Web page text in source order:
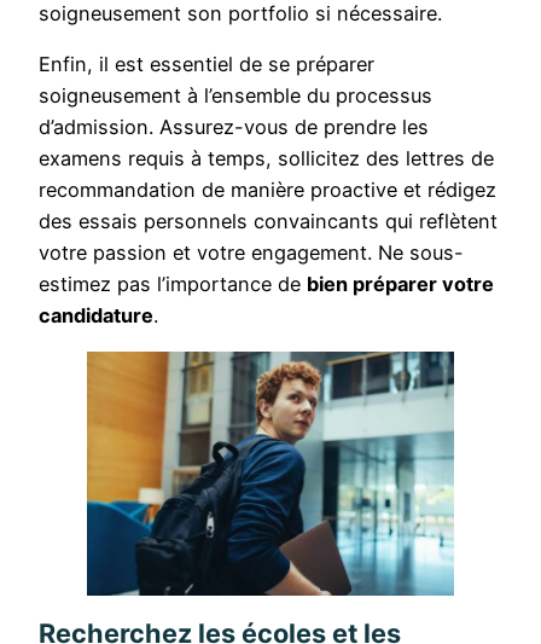
soigneusement son portfolio si nécessaire.
Enfin, il est essentiel de se préparer
soigneusement à l’ensemble du processus
d’admission. Assurez-vous de prendre les
examens requis à temps, sollicitez des lettres de
recommandation de manière proactive et rédigez
des essais personnels convaincants qui reflètent
votre passion et votre engagement. Ne sous-
estimez pas l’importance de bien préparer votre
candidature.
Recherchez les écoles et les